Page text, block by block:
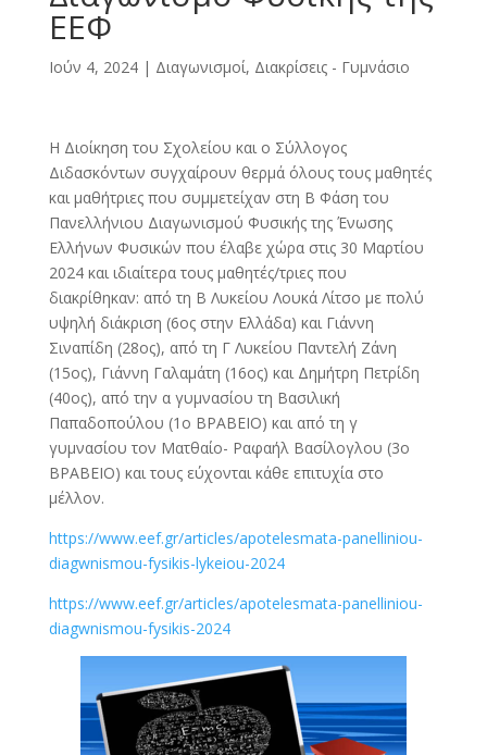
ΕΕΦ
Ιούν 4, 2024| Διαγωνισμοί, Διακρίσεις - Γυμνάσιο
Η Διοίκηση του Σχολείου και ο Σύλλογος
Διδασκόντων συγχαίρουν θερμά όλους τους μαθητές
και μαθήτριες που συμμετείχαν στη Β Φάση του
Πανελλήνιου Διαγωνισμού Φυσικής της Ένωσης
Ελλήνων Φυσικών που έλαβε χώρα στις 30 Μαρτίου
2024 και ιδιαίτερα τους μαθητές/τριες που
διακρίθηκαν: από τη Β Λυκείου Λουκά Λίτσο με πολύ
υψηλή διάκριση (6ος στην Ελλάδα) και Γιάννη
Σιναπίδη (28ος), από τη Γ Λυκείου Παντελή Ζάνη
(15ος), Γιάννη Γαλαμάτη (16ος) και Δημήτρη Πετρίδη
(40ος), από την α γυμνασίου τη Βασιλική
Παπαδοπούλου (1ο ΒΡΑΒΕΙΟ) και από τη γ
γυμνασίου τον Ματθαίο- Ραφαήλ Βασίλογλου (3ο
ΒΡΑΒΕΙΟ) και τους εύχονται κάθε επιτυχία στο
μέλλον.
https://www.eef.gr/articles/apotelesmata-panelliniou-
diagwnismou-fysikis-lykeiou-2024
https://www.eef.gr/articles/apotelesmata-panelliniou-
diagwnismou-fysikis-2024